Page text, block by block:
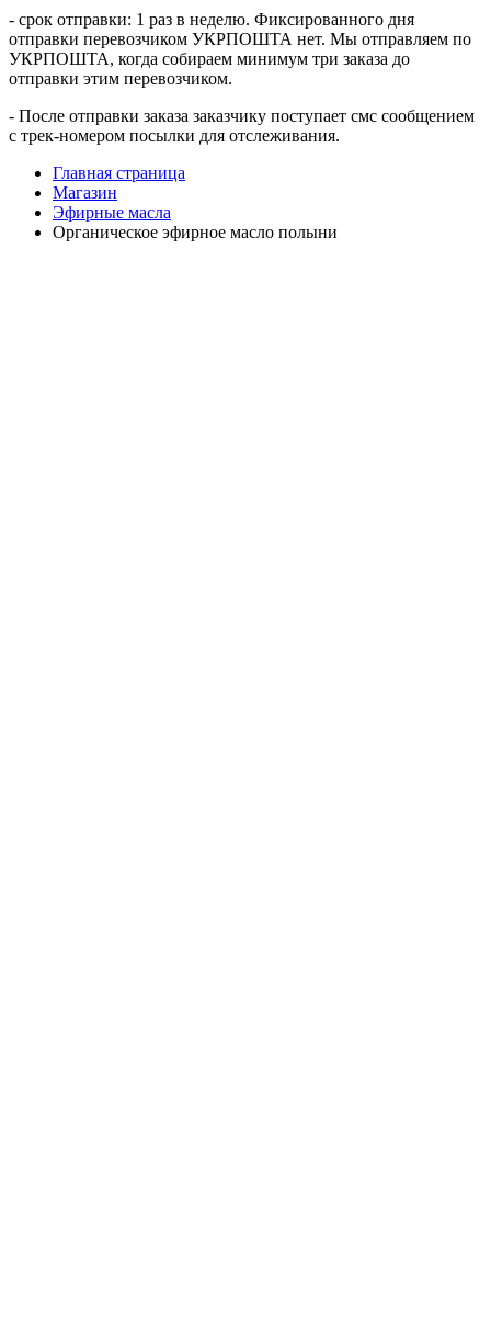
- срок отправки: 1 раз в неделю. Фиксированного дня
отправки перевозчиком УКРПОШТА нет. Мы отправляем по
УКРПОШТА, когда собираем минимум три заказа до
отправки этим перевозчиком.
- После отправки заказа заказчику поступает смс сообщением
с трек-номером посылки для отслеживания.
Главная страница
Магазин
Эфирные масла
Органическое эфирное масло полыни